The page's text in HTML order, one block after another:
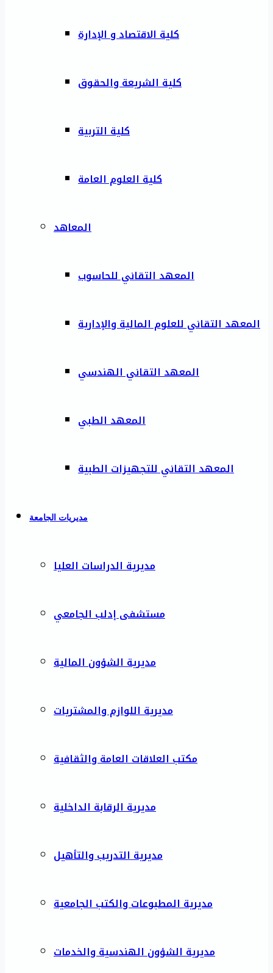
كلية الاقتصاد و الإدارة
كلية الشريعة والحقوق
كلية التربية
كلية العلوم العامة
المعاهد
المعهد التقاني للحاسوب
المعهد التقاني للعلوم المالية والإدارية
المعهد التقاني الهندسي
المعهد الطبي
المعهد التقاني للتجهيزات الطبية
مديريات الجامعة
مديرية الدراسات العليا
مستشفى إدلب الجامعي
مديرية الشؤون المالية
مديرية اللوازم والمشتريات
مكتب العلاقات العامة والثقافية
مديرية الرقابة الداخلية
مديرية التدريب والتأهيل
مديرية المطبوعات والكتب الجامعية
مديرية الشؤون الهندسية والخدمات